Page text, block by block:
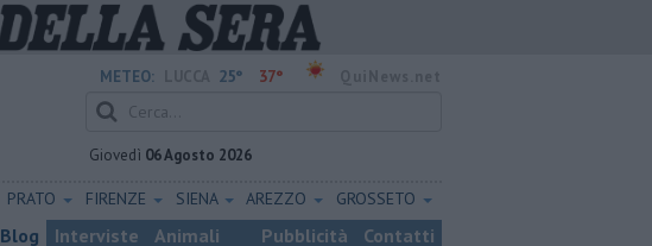
METEO: 25° 37°
Giovedì 06 Agosto 2026
PRATO FIRENZE SIENA AREZZO GROSSETO
Blog Interviste Animali Pubblicità Contatti